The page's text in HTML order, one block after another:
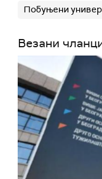
Побуњени
Везани